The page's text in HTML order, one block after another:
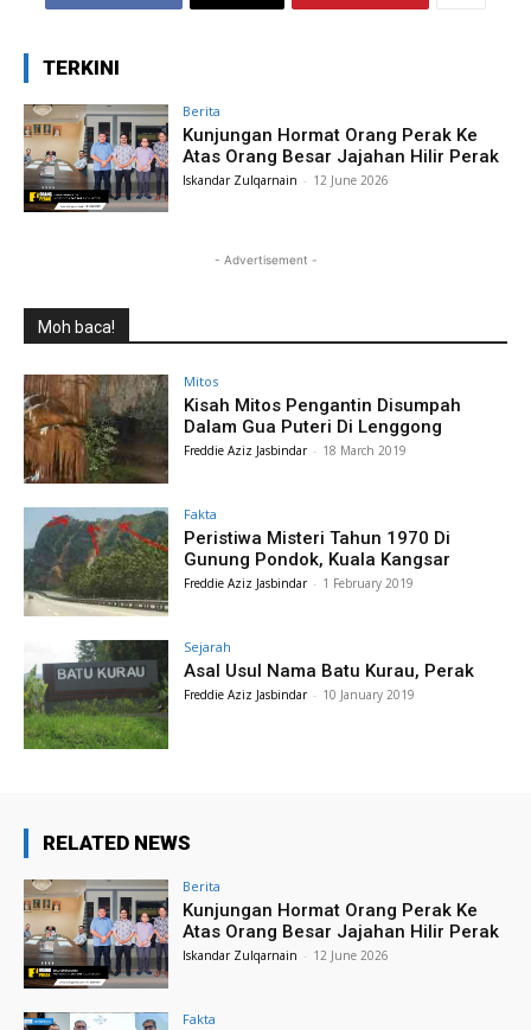
TERKINI
Berita
Kunjungan Hormat Orang Perak Ke
Atas Orang Besar Jajahan Hilir Perak
Iskandar Zulqarnain - 12 June 2026
- Advertisement -
Moh baca!
Mitos
Kisah Mitos Pengantin Disumpah
Dalam Gua Puteri Di Lenggong
Freddie Aziz Jasbindar - 18 March 2019
Fakta
Peristiwa Misteri Tahun 1970 Di
Gunung Pondok, Kuala Kangsar
Freddie Aziz Jasbindar - 1 February 2019
Sejarah
Asal Usul Nama Batu Kurau, Perak
Freddie Aziz Jasbindar - 10 January 2019
RELATED NEWS
Berita
Kunjungan Hormat Orang Perak Ke
Atas Orang Besar Jajahan Hilir Perak
Iskandar Zulqarnain - 12 June 2026
Fakta